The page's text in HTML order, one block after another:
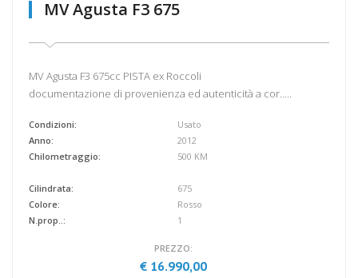
MV Agusta F3 675
MV Agusta F3 675cc PISTA ex Roccoli
documentazione di provenienza ed autenticità a cor.....
Condizioni:
Anno:
Chilometraggio:
Usato
2012
500 KM
Cilindrata:
Colore:
N.prop..:
675
Rosso
1
PREZZO:
€ 16.990,00